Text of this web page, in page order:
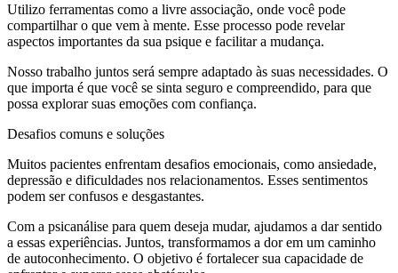
Utilizo ferramentas como a livre associação, onde você pode
compartilhar o que vem à mente. Esse processo pode revelar
aspectos importantes da sua psique e facilitar a mudança.
Nosso trabalho juntos será sempre adaptado às suas necessidades. O
que importa é que você se sinta seguro e compreendido, para que
possa explorar suas emoções com confiança.
Desafios comuns e soluções
Muitos pacientes enfrentam desafios emocionais, como ansiedade,
depressão e dificuldades nos relacionamentos. Esses sentimentos
podem ser confusos e desgastantes.
Com a psicanálise para quem deseja mudar, ajudamos a dar sentido
a essas experiências. Juntos, transformamos a dor em um caminho
de autoconhecimento. O objetivo é fortalecer sua capacidade de